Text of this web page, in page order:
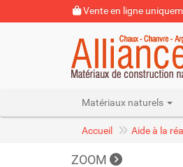
Vente en ligne
Matériaux naturels
Accueil Aide à la
ZOOM